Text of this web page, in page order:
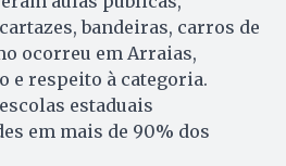
bandeiras, carros de
ocorreu em Arraias,
e respeito à categoria.
estaduais
em mais de 90% dos